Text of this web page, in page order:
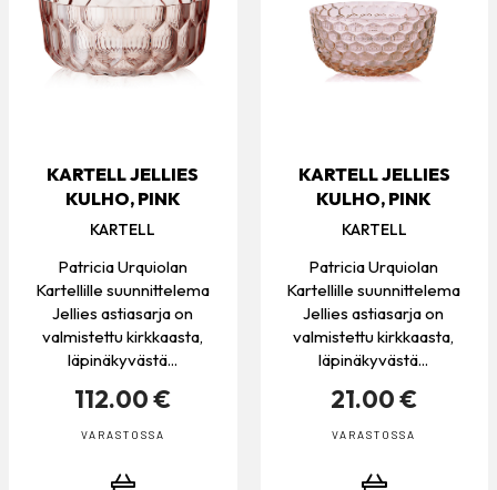
KARTELL JELLIES
KULHO, PINK
KARTELL
Patricia Urquiolan
Kartellille suunnittelema
Jellies astiasarja on
valmistettu kirkkaasta,
läpinäkyvästä...
112.00 €
VARASTOSSA
KARTELL JELLIES
KULHO, PINK
KARTELL
Patricia Urquiolan
Kartellille suunnittelema
Jellies astiasarja on
valmistettu kirkkaasta,
läpinäkyvästä...
21.00 €
VARASTOSSA